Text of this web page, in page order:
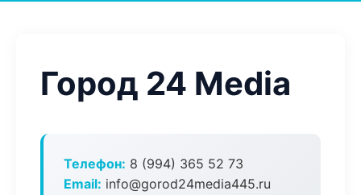
Город 24 Media
Телефон: 8 (994) 365 52 73
Email: info@gorod24media445.ru